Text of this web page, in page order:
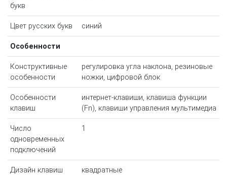
букв
Цвет русских букв синий
Особенности
Конструктивные
особенности
регулировка угла наклона, резиновые
ножки, цифровой блок
Особенности
клавиш
интернет-клавиши, клавиша функции
(Fn), клавиши управления мультимедиа
Число
одновременных
подключений
1
Дизайн клавиш квадратные